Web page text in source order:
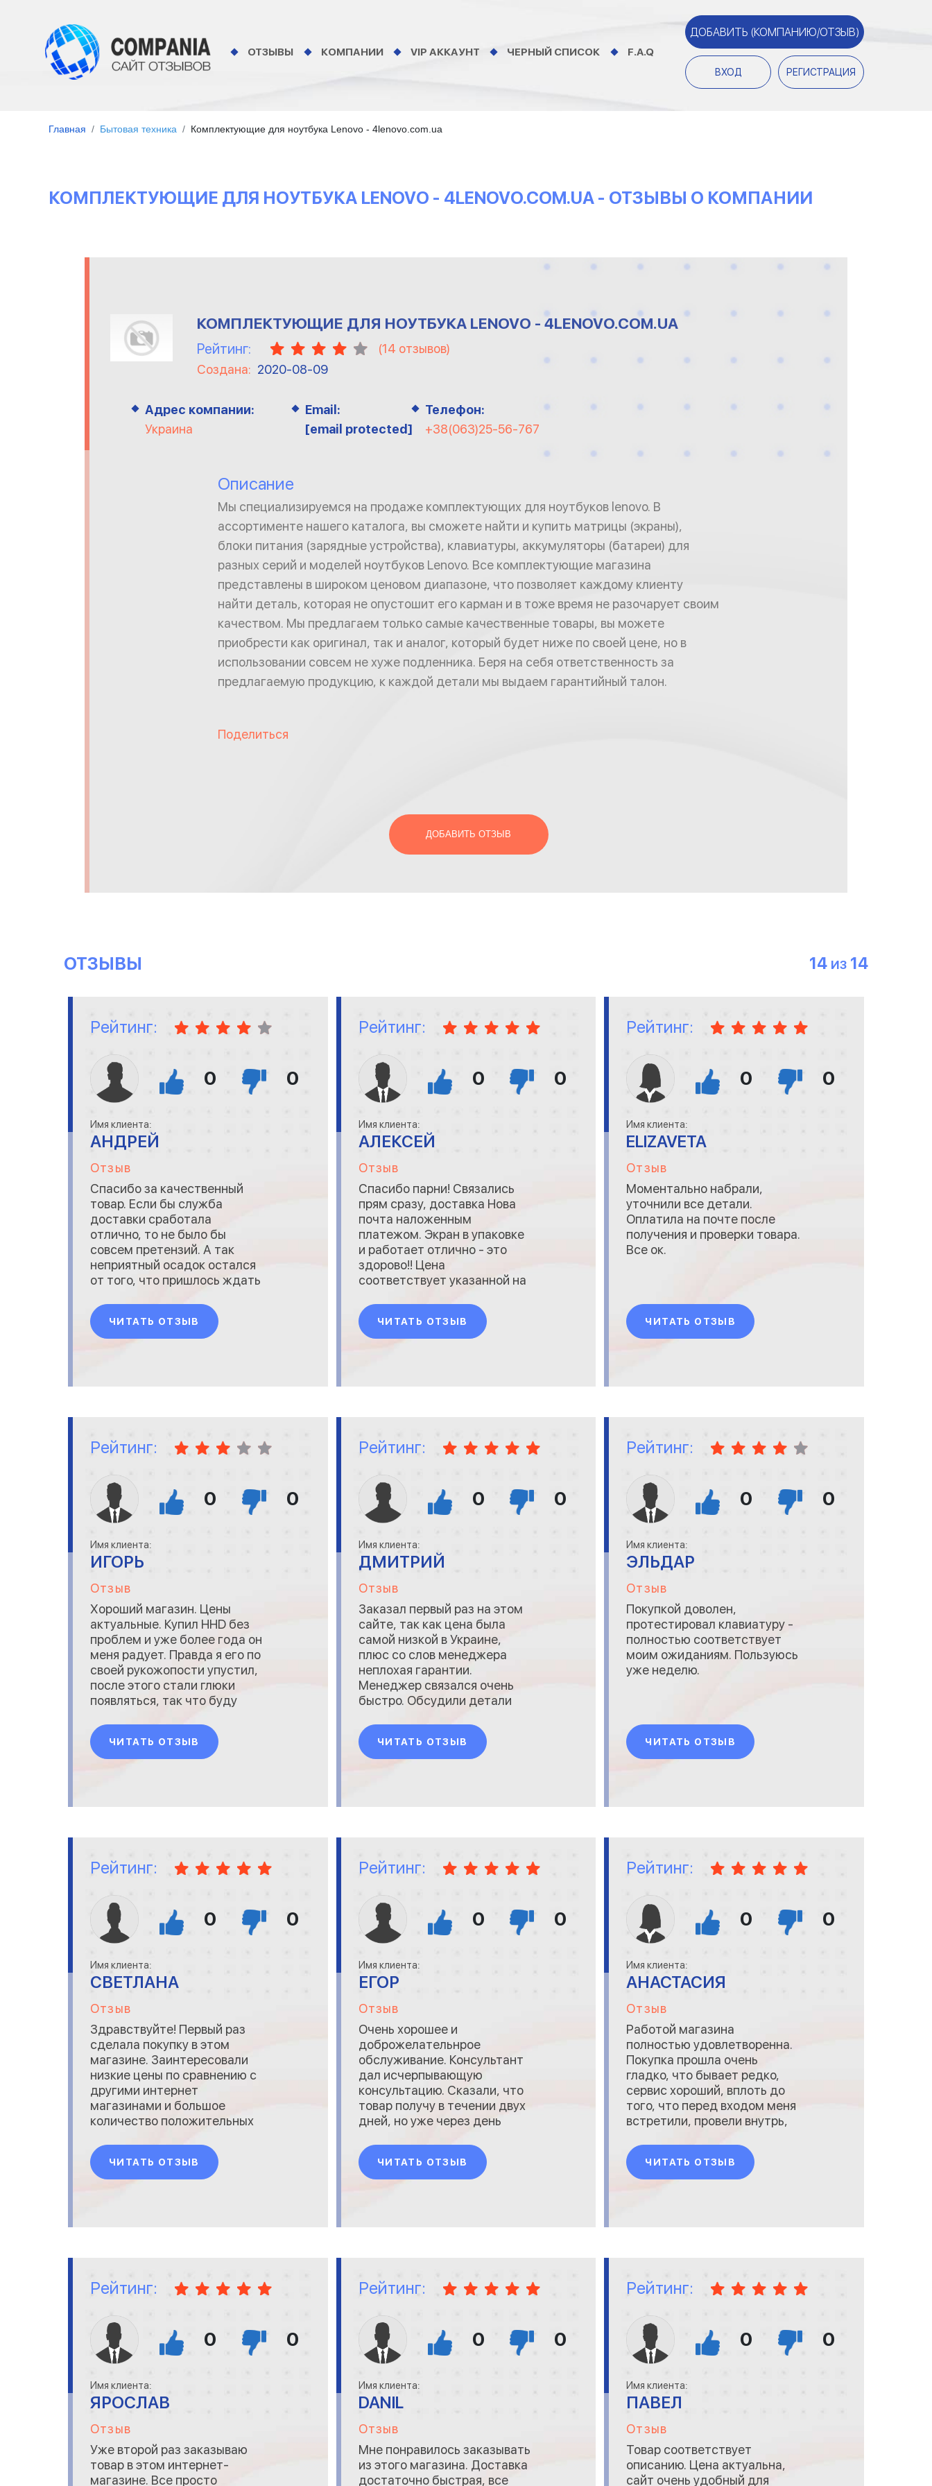
ОТЗЫВЫ КОМПАНИИ VIP АККАУНТ ЧЕРНЫЙ СПИСОК F.A.Q
ДОБАВИТЬ (КОМПАНИЮ/ОТЗЫВ)
ВХОД РЕГИСТРАЦИЯ
Главная Бытовая техника Комплектующие для ноутбука Lenovo - 4lenovo.com.ua
КОМПЛЕКТУЮЩИЕ ДЛЯ НОУТБУКА LENOVO - 4LENOVO.COM.UA - ОТЗЫВЫ О КОМПАНИИ
КОМПЛЕКТУЮЩИЕ ДЛЯ НОУТБУКА LENOVO - 4LENOVO.COM.UA
Рейтинг: (14 отзывов)
Создана: 2020-08-09
Адрес компании:
Украина
Email:
[email protected]
Телефон:
+38(063)25-56-767
Описание
Мы специализируемся на продаже комплектующих для ноутбуков lenovo. В
ассортименте нашего каталога, вы сможете найти и купить матрицы (экраны),
блоки питания (зарядные устройства), клавиатуры, аккумуляторы (батареи) для
разных серий и моделей ноутбуков Lenovo. Все комплектующие магазина
представлены в широком ценовом диапазоне, что позволяет каждому клиенту
найти деталь, которая не опустошит его карман и в тоже время не разочарует своим
качеством. Мы предлагаем только самые качественные товары, вы можете
приобрести как оригинал, так и аналог, который будет ниже по своей цене, но в
использовании совсем не хуже подленника. Беря на себя ответственность за
предлагаемую продукцию, к каждой детали мы выдаем гарантийный талон.
Поделиться
ДОБАВИТЬ ОТЗЫВ
ОТЗЫВЫ 14 ИЗ 14
Рейтинг:
0 0
Имя клиента:
АНДРЕЙ
Отзыв
Спасибо за качественный
товар. Если бы служба
доставки сработала
отлично, то не было бы
совсем претензий. А так
неприятный осадок остался
от того, что пришлось ждать
еще в отделении службы
доставки надо было
уточнять условия получения
ЧИТАТЬ ОТЗЫВ
Рейтинг:
0 0
Имя клиента:
АЛЕКСЕЙ
Отзыв
Спасибо парни! Связались
прям сразу, доставка Нова
почта наложенным
платежом. Экран в упаковке
и работает отлично - это
здорово!! Цена
соответствует указанной на
ЧИТАТЬ ОТЗЫВ
Рейтинг:
0 0
Имя клиента:
ELIZAVETA
Отзыв
Моментально набрали,
уточнили все детали.
Оплатила на почте после
получения и проверки товара.
Все ок.
ЧИТАТЬ ОТЗЫВ
Рейтинг:
0 0
Имя клиента:
ИГОРЬ
Отзыв
Хороший магазин. Цены
актуальные. Купил HHD без
проблем и уже более года он
меня радует. Правда я его по
своей рукожопости упустил,
после этого стали глюки
появляться, так что буду
так как цена самая низкая по
городу да и проверенные
ребята.
ЧИТАТЬ ОТЗЫВ
Рейтинг:
0 0
Имя клиента:
ДМИТРИЙ
Отзыв
Заказал первый раз на этом
сайте, так как цена была
самой низкой в Украине,
плюс со слов менеджера
неплохая гарантии.
Менеджер связался очень
быстро. Обсудили детали
день мне его отправили
новой почтой, через день
получил. Работой магазина
ЧИТАТЬ ОТЗЫВ
Рейтинг:
0 0
Имя клиента:
ЭЛЬДАР
Отзыв
Покупкой доволен,
протестировал клавиатуру -
полностью соответствует
моим ожиданиям. Пользуюсь
уже неделю.
ЧИТАТЬ ОТЗЫВ
Рейтинг:
0 0
Имя клиента:
СВЕТЛАНА
Отзыв
Здравствуйте! Первый раз
сделала покупку в этом
магазине. Заинтересовали
низкие цены по сравнению с
другими интернет
магазинами и большое
количество положительных
оплаты с помощью карты
мне перезвонили и сказали
что кое чего из списка
ЧИТАТЬ ОТЗЫВ
Рейтинг:
0 0
Имя клиента:
ЕГОР
Отзыв
Очень хорошее и
доброжелательнрое
обслуживание. Консультант
дал исчерпывающую
консультацию. Сказали, что
товар получу в течении двух
дней, но уже через день
Нареканий нет. Большое
спасибо за оперативность и
за маленький бонус
ЧИТАТЬ ОТЗЫВ
Рейтинг:
0 0
Имя клиента:
АНАСТАСИЯ
Отзыв
Работой магазина
полностью удовлетворенна.
Покупка прошла очень
гладко, что бывает редко,
сервис хороший, вплоть до
того, что перед входом меня
встретили, провели внутрь,
Не смогла самостоятельно
найти офис, поэтому
менеджер спустился за мной
ЧИТАТЬ ОТЗЫВ
Рейтинг:
0 0
Имя клиента:
ЯРОСЛАВ
Отзыв
Уже второй раз заказываю
товар в этом интернет-
магазине. Все просто
Рейтинг:
0 0
Имя клиента:
DANIL
Отзыв
Мне понравилось заказывать
из этого магазина. Доставка
достаточно быстрая, все
Рейтинг:
0 0
Имя клиента:
ПАВЕЛ
Отзыв
Товар соответствует
описанию. Цена актуальна,
сайт очень удобный для